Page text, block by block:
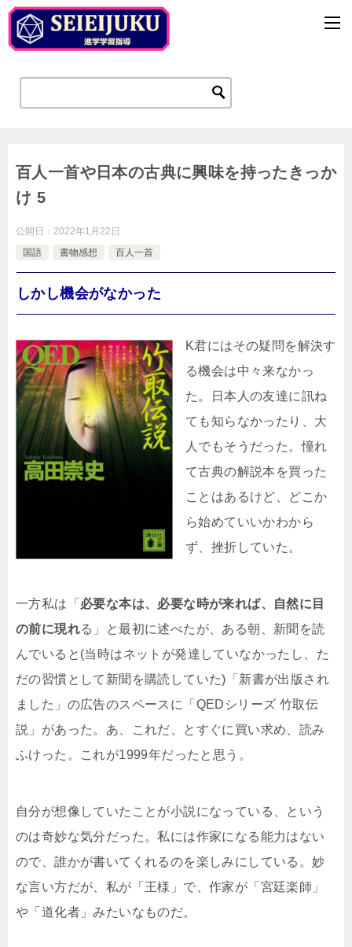
百人一首や日本の古典に興味を持ったきっか
け 5
公開日： 2022年1月22日
国語
書物感想 百人一首
しかし機会がなかった
K君にはその疑問を解決す
る機会は中々来なかっ
た。日本人の友達に訊ね
ても知らなかったり、大
人でもそうだった。憧れ
て古典の解説本を買った
ことはあるけど、どこか
ら始めていいかわから
ず、挫折していた。
一方私は「 必要な本は、必要な時が来れば、自然に目
の前に現れる」と最初に述べたが、ある朝、新聞を読
んでいると(当時はネットが発達していなかったし、た
だの習慣として新聞を購読していた)「新書が出版され
ました」の広告のスペースに「QEDシリーズ 竹取伝
説」があった。あ、これだ、とすぐに買い求め、読み
ふけった。これが1999年だったと思う。
自分が想像していたことが小説になっている、という
のは奇妙な気分だった。私には作家になる能力はない
ので、誰かが書いてくれるのを楽しみにしている。妙
な言い方だが、私が「王様」で、作家が「宮廷楽師」
や「道化者」みたいなものだ。